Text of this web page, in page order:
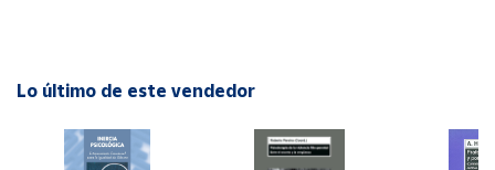
Lo último de este vendedor